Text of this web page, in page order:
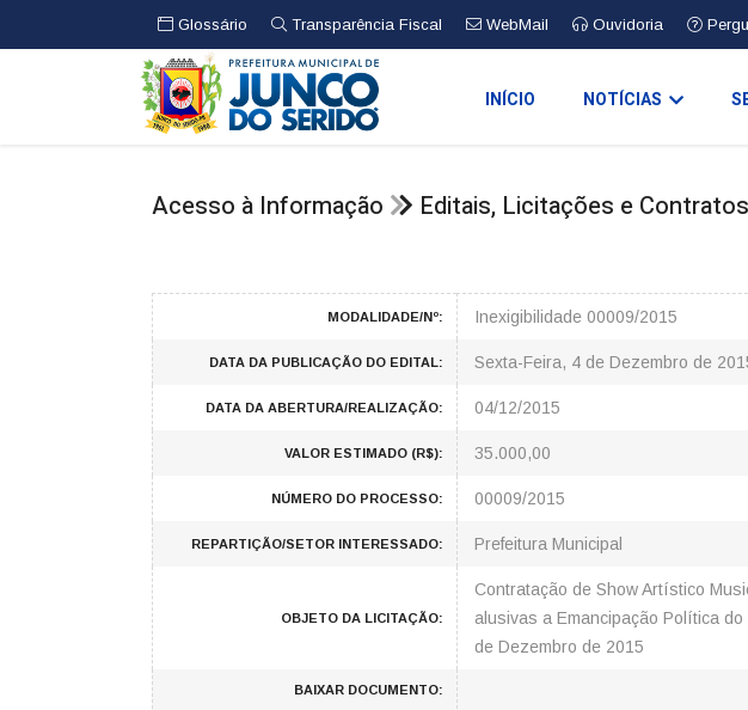
Glossário Transparência Fiscal WebMail Ouvidoria
INÍCIO NOTÍCIAS
Acesso à Informação Editais, Licitações e Contratos
MODALIDADE/Nº: Inexigibilidade 00009/2015
DATA DA PUBLICAÇÃO DO EDITAL: Sexta-Feira, 4 de Dezembro de
DATA DA ABERTURA/REALIZAÇÃO: 04/12/2015
VALOR ESTIMADO (R$): 35.000,00
NÚMERO DO PROCESSO: 00009/2015
REPARTIÇÃO/SETOR INTERESSADO: Prefeitura Municipal
OBJETO DA LICITAÇÃO:
Contratação de Show Artístico
alusivas a Emancipação Política
de Dezembro de 2015
BAIXAR DOCUMENTO: